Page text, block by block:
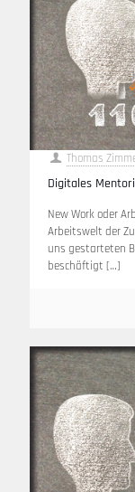
Thomas
Digitales
New Work oder
Arbeitswelt der
uns gestarteten
beschäftigt […]